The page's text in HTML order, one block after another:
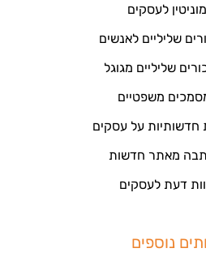
לעסקים
שליליים לאנשים
שליליים מגוגל
משפטיים
חדשותיות על עסקים
מאתר חדשות
דעת לעסקים
נוספים